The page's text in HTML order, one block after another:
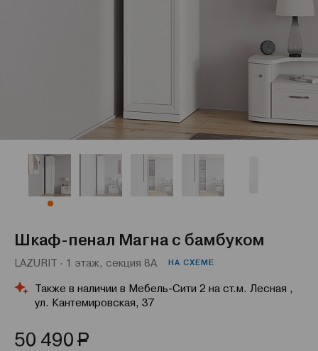
Шкаф-пенал Магна с бамбуком
LAZURIT · 1 этаж, секция 8А НА СХЕМЕ
Также в наличии в Мебель-Сити 2 на ст.м. Лесная ,
ул. Кантемировская, 37
50 490 Р